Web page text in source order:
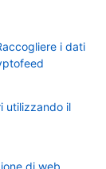
i dati
utilizzando il